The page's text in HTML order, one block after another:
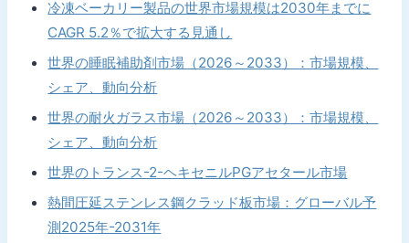
冷凍ベーカリー製品の世界市場規模は2030年までに
CAGR 5.2％で拡大する見通し
世界の睡眠補助剤市場（2026～2033）：市場規模、
シェア、動向分析
世界の耐火ガラス市場（2026～2033）：市場規模、
シェア、動向分析
世界のトランス-2-ヘキセニルPGアセタール市場
熱間圧延ステンレス鋼クラッド板市場：グローバル予
測2025年-2031年